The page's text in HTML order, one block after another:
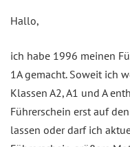
Hallo,
ich habe 1996 meinen
1A gemacht. Soweit ich
Klassen A2, A1 und A
Führerschein erst auf
lassen oder darf ich